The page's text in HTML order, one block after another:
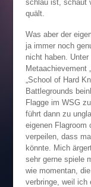
schlau ist, schaut
quält.
Was aber der
ja immer noch
nicht haben.
Metaachievement
„School of Hard
Battlegrounds
Flagge im WSG
führt dann zu
eigenen Flagroom
verpeilen, dass
könnte. Mich
sehr gerne spiele
wie momentan,
verbringe, weil ich